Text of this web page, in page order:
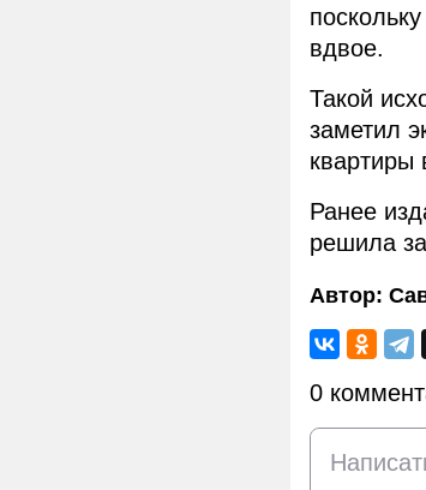
вдвое.
Такой
заметил
квартиры
Ранее
решила
Автор:
0